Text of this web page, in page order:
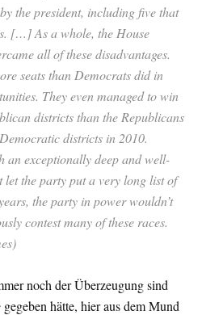
the president, including five that
[…] As a whole, the House
all of these disadvantages.
seats than Democrats did in
They even managed to win
districts than the Republicans
districts in 2010.
an exceptionally deep and well-
let the party put a very long list of
the party in power wouldn’t
contest many of these races.
noch der Überzeugung sind
gegeben hätte, hier aus dem Mund